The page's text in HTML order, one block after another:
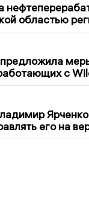
областью
предложила
с
его на